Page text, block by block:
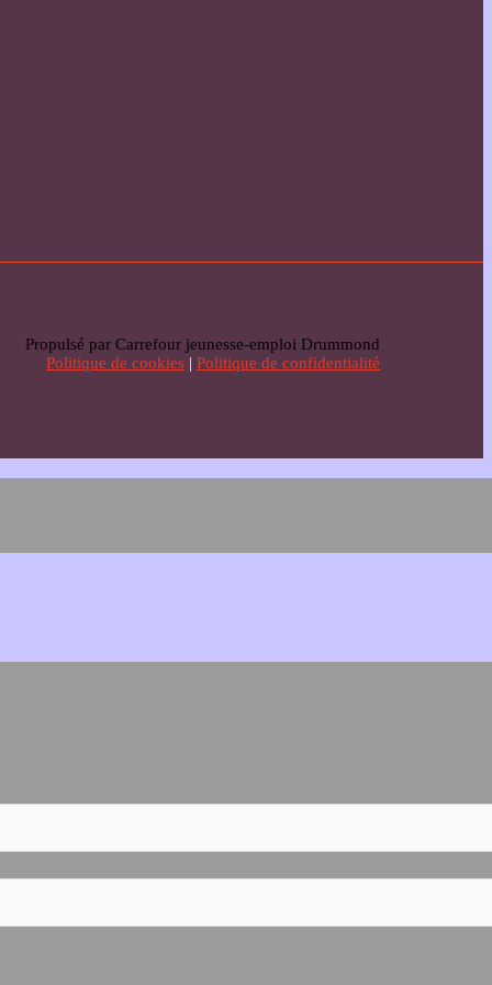
Propulsé par Carrefour jeunesse-emploi Drummond
Politique de cookies | Politique de confidentialité